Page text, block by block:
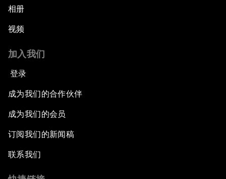
相册
视频
加入我们
登录
成为我们的合作伙伴
成为我们的会员
订阅我们的新闻稿
联系我们